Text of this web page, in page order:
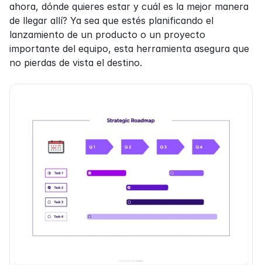
ahora, dónde quieres estar y cuál es la mejor manera
de llegar allí? Ya sea que estés planificando el
lanzamiento de un producto o un proyecto
importante del equipo, esta herramienta asegura que
no pierdas de vista el destino.